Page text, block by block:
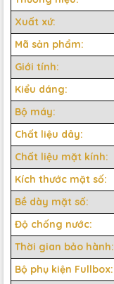
Xuất xứ:
Mã sản phẩm:
Giới tính:
Kiểu dáng:
Bộ máy:
Chất liệu dây:
Chất liệu mặt kính:
Kích thước mặt số:
Bề dày mặt số:
Độ chống nước:
Thời gian bảo hành:
Bộ phụ kiện Fullbox: